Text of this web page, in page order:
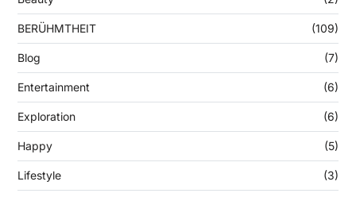
BERÜHMTHEIT (109)
Blog (7)
Entertainment (6)
Exploration (6)
Happy (5)
Lifestyle (3)